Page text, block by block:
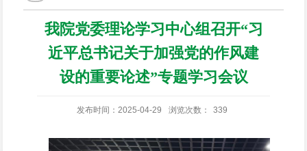
我院党委理论学习中心组召开“习
近平总书记关于加强党的作风建
设的重要论述”专题学习会议
发布时间：2025-04-29 浏览次数： 339